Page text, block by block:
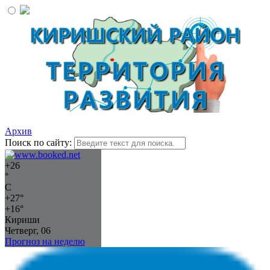
Архив
Поиск по сайту:
+26
°
C
+27°
+16°
Кириши
Четверг, 06
Прогноз на неделю